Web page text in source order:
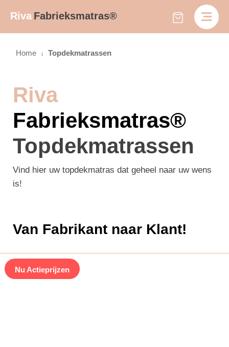
Riva Fabrieksmatras®
Home Topdekmatrassen
Riva
Fabrieksmatras®
Topdekmatrassen
Vind hier uw topdekmatras dat geheel naar uw wens
is!
Van Fabrikant naar Klant!
Nu Actieprijzen